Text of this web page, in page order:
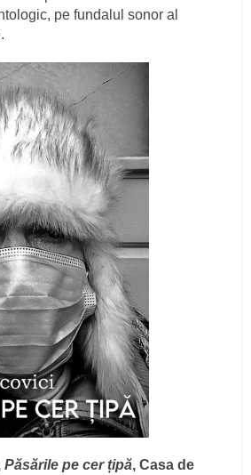
pe fundalul sonor al
Păsările pe cer țipă, Casa de